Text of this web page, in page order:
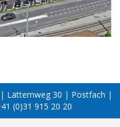
| Lätternweg 30 | Postfach |
(0)31 915 20 20